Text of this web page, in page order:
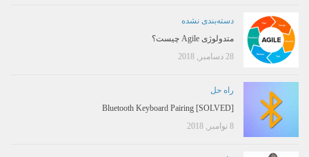
دسته‌بندی نشده
متدولوژی Agile چیست؟
28 دسامبر, 2018
راه حل
[SOLVED] Bluetooth Keyboard Pairing
8 نوامبر, 2018